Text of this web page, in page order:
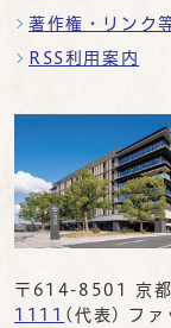
著作権・リンク
RSS利用案内
〒614-8501 京都
1111 (代表) フ